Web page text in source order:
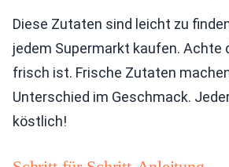
Diese Zutaten sind leicht zu
jedem Supermarkt kaufen. Achte
frisch ist. Frische Zutaten
Unterschied im Geschmack.
köstlich!